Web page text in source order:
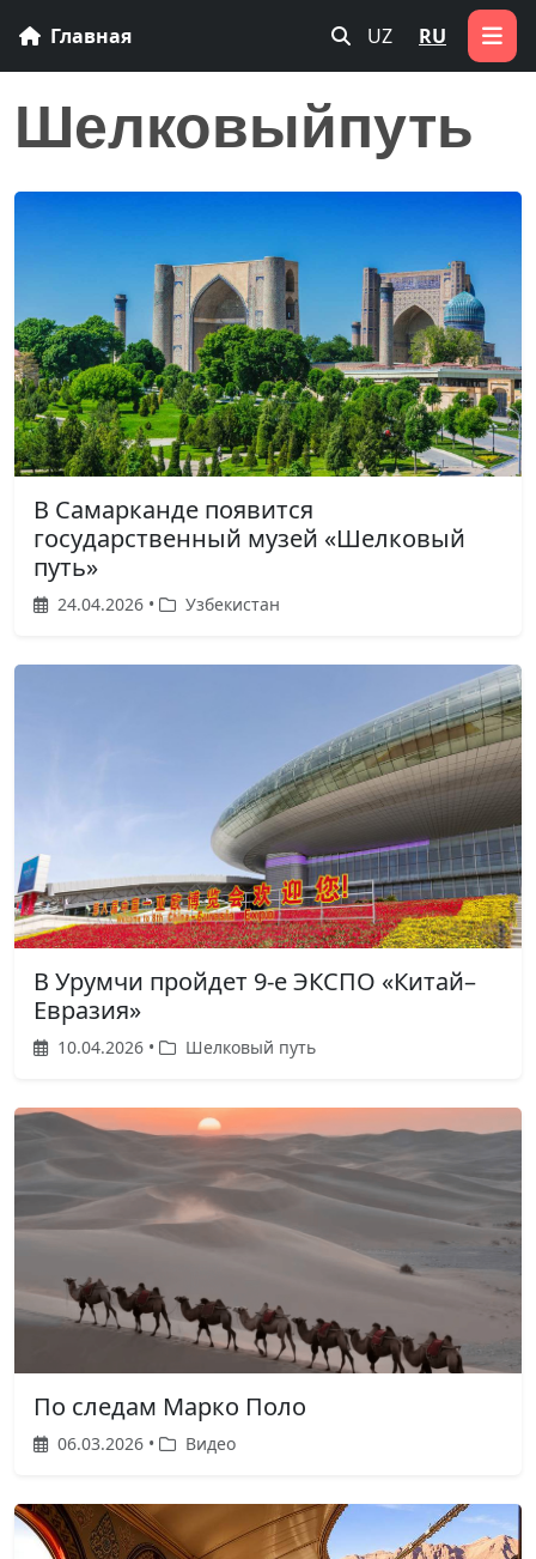
Главная UZ RU
Шелковыйпуть
В Самарканде появится
государственный музей «Шелковый
путь»
24.04.2026 • Узбекистан
В Урумчи пройдет 9-е ЭКСПО «Китай–
Евразия»
10.04.2026 • Шелковый путь
По следам Марко Поло
06.03.2026 • Видео